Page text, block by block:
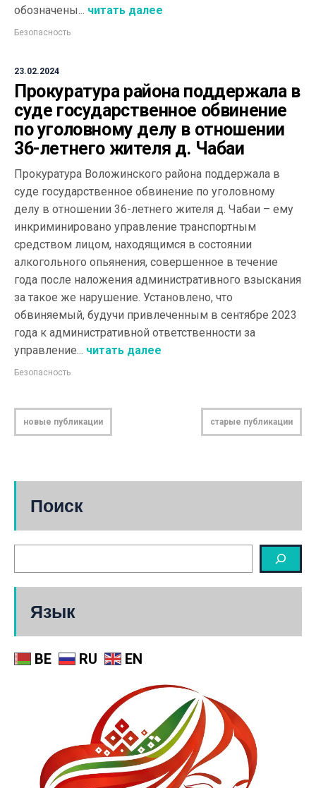
обозначены... читать далее
Безопасность
23.02.2024
Прокуратура района поддержала в
суде государственное обвинение
по уголовному делу в отношении
36-летнего жителя д. Чабаи
Прокуратура Воложинского района поддержала в
суде государственное обвинение по уголовному
делу в отношении 36-летнего жителя д. Чабаи – ему
инкриминировано управление транспортным
средством лицом, находящимся в состоянии
алкогольного опьянения, совершенное в течение
года после наложения административного взыскания
за такое же нарушение. Установлено, что
обвиняемый, будучи привлеченным в сентябре 2023
года к административной ответственности за
управление... читать далее
Безопасность
новые публикации старые публикации
Поиск
Язык
BE RU EN